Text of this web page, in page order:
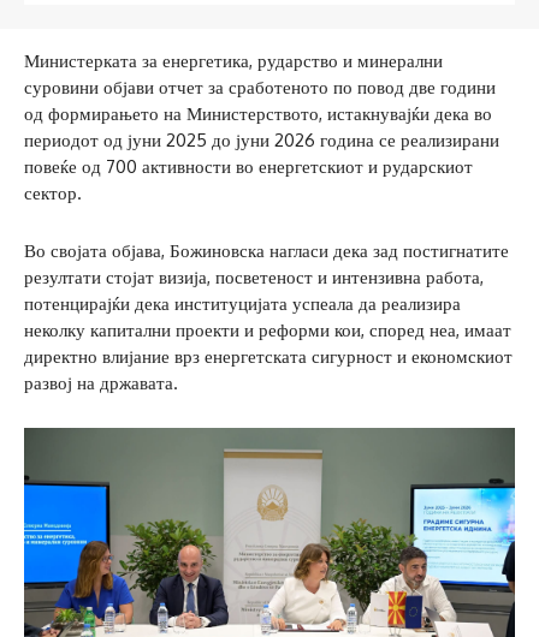
Министерката за енергетика, рударство и минерални
суровини објави отчет за сработеното по повод две години
од формирањето на Министерството, истакнувајќи дека во
периодот од јуни 2025 до јуни 2026 година се реализирани
повеќе од 700 активности во енергетскиот и рударскиот
сектор.
Во својата објава, Божиновска нагласи дека зад постигнатите
резултати стојат визија, посветеност и интензивна работа,
потенцирајќи дека институцијата успеала да реализира
неколку капитални проекти и реформи кои, според неа, имаат
директно влијание врз енергетската сигурност и економскиот
развој на државата.